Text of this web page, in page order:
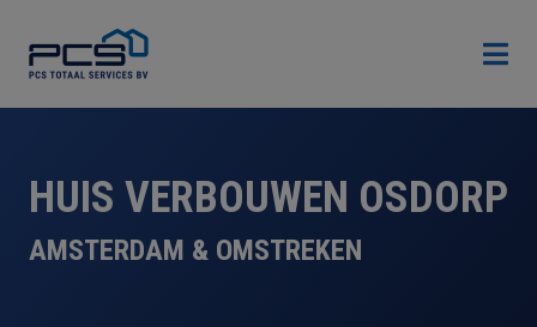

HUIS VERBOUWEN OSDORP
AMSTERDAM & OMSTREKEN